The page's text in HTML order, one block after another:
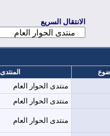
الانتقال السريع
المنتدى
منتدى الحوار العام
منتدى الحوار العام
منتدى الحوار العام